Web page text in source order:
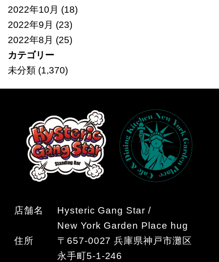
2022年10月 (18)
2022年9月 (23)
2022年8月 (25)
カテゴリー
未分類(1,370)
店舗名
Hysteric Gang Star /
New York Garden Place hug
住所
〒657-0027 兵庫県神戸市灘区
永手町5-1-246